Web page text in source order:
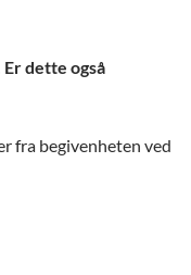
dette også
fra begivenheten ved